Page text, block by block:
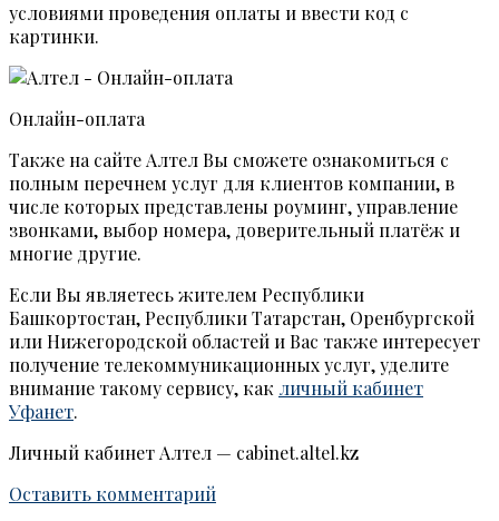
условиями проведения оплаты и ввести код с
картинки.
Онлайн-оплата
Также на сайте Алтел Вы сможете ознакомиться с
полным перечнем услуг для клиентов компании, в
числе которых представлены роуминг, управление
звонками, выбор номера, доверительный платёж и
многие другие.
Если Вы являетесь жителем Республики
Башкортостан, Республики Татарстан, Оренбургской
или Нижегородской областей и Вас также интересует
получение телекоммуникационных услуг, уделите
внимание такому сервису, как личный кабинет
Уфанет.
Личный кабинет Алтел — cabinet.altel.kz
Оставить комментарий